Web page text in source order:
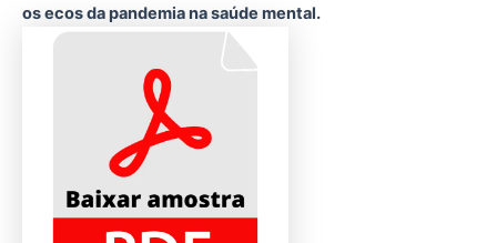
os ecos da pandemia na saúde mental.